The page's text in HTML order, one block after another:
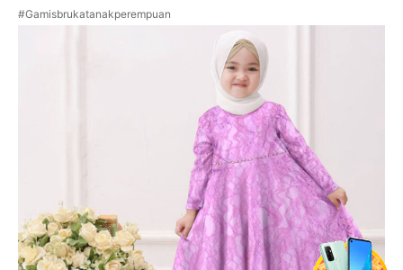
#Gamisbrukatanakperempuan